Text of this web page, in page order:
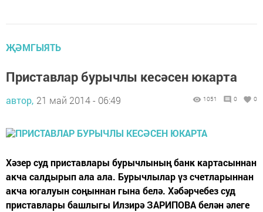
ҖӘМГЫЯТЬ
Приставлар бурычлы кесәсен юкарта
автор, 21 май 2014 - 06:49 1051 0 0
Хәзер суд приставлары бурычлының банк картасыннан
акча салдырып ала ала. Бурычлылар үз счетларыннан
акча югалуын соңыннан гына белә. Хәбәрчебез суд
приставлары башлыгы Илзирә ЗАРИПОВА белән әлеге